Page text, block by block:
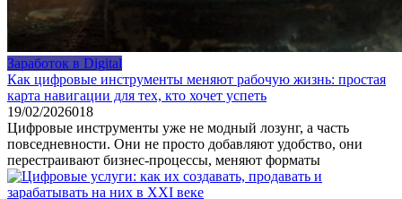
Заработок в Digital
Как цифровые инструменты меняют рабочую жизнь: простая
карта навигации для тех, кто хочет успеть
19/02/2026018
Цифровые инструменты уже не модный лозунг, а часть
повседневности. Они не просто добавляют удобство, они
перестраивают бизнес-процессы, меняют форматы